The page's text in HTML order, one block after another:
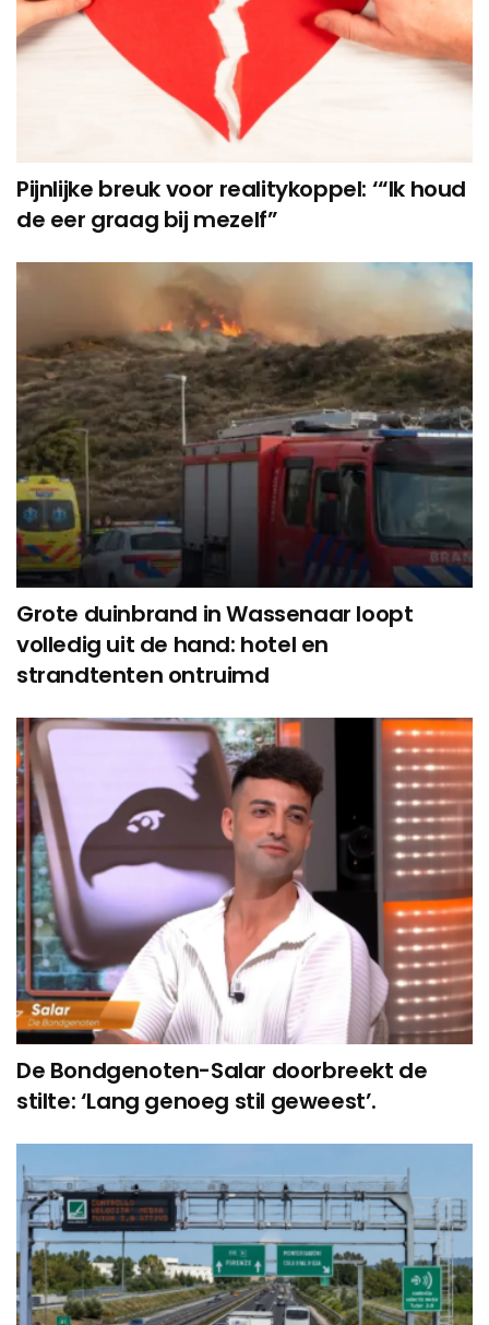
Pijnlijke breuk voor realitykoppel: ‘“Ik houd
de eer graag bij mezelf”
Grote duinbrand in Wassenaar loopt
volledig uit de hand: hotel en
strandtenten ontruimd
De Bondgenoten-Salar doorbreekt de
stilte: ‘Lang genoeg stil geweest’.